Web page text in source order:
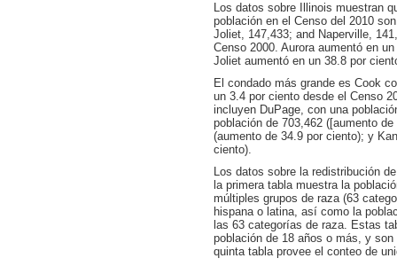
Los datos sobre Illinois muestran
población en el Censo del 2010
Joliet, 147,433; and Naperville,
Censo 2000. Aurora aumentó en
Joliet aumentó en un 38.8 por
El condado más grande es Cook
un 3.4 por ciento desde el Censo
incluyen DuPage, con una
población de 703,462 ([aumento
(aumento de 34.9 por ciento); y
ciento).
Los datos sobre la redistribución
la primera tabla muestra la
múltiples grupos de raza (63
hispana o latina, así como la
las 63 categorías de raza. Estas
población de 18 años o más, y
quinta tabla provee el conteo de